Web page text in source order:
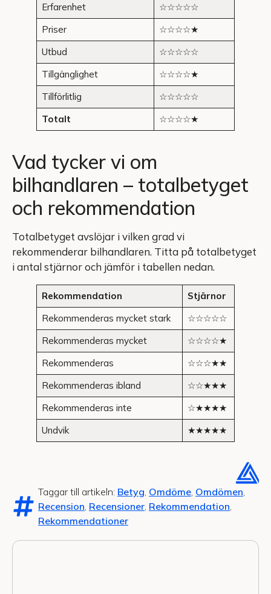
Erfarenhet
☆☆☆☆☆
Priser
☆☆☆☆★
Utbud
☆☆☆☆☆
Tillgänglighet
☆☆☆☆★
Tillförlitlig
☆☆☆☆☆
Totalt
☆☆☆☆★
Vad tycker vi om
bilhandlaren – totalbetyget
och rekommendation
Totalbetyget avslöjar i vilken grad vi
rekommenderar bilhandlaren. Titta på totalbetyget
i antal stjärnor och jämför i tabellen nedan.
Rekommendation
Stjärnor
Rekommenderas mycket stark
☆☆☆☆☆
Rekommenderas mycket
☆☆☆☆★
Rekommenderas
☆☆☆★★
Rekommenderas ibland
☆☆★★★
Rekommenderas inte
☆★★★★
Undvik
★★★★★
Taggar till artikeln: Betyg Omdöme Omdömen
Recension Recensioner Rekommendation
Rekommendationer